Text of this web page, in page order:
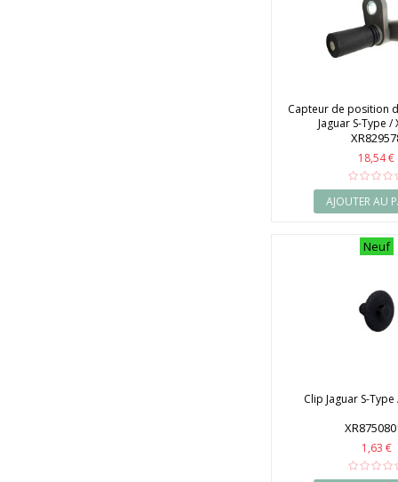
Capteur de position
Jaguar S-Type /
18,54 €
AJOUTER AU
Neuf
Clip Jaguar S-Type
1,63 €